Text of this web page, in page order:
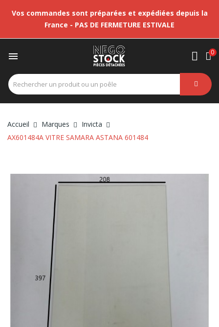
Vos commandes sont préparées et expédiées depuis la
France - PAS DE FERMETURE ESTIVALE
 0
Accueil Marques
Invicta
AX601484A VITRE SAMARA ASTANA 601484